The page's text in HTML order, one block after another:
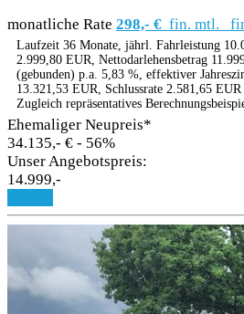
monatliche Rate 298,- € fin. mtl.
Laufzeit 36 Monate, jährl. Fahrleistung
2.999,80 EUR, Nettodarlehensbetrag
(gebunden) p.a. 5,83 %, effektiver
13.321,53 EUR, Schlussrate 2.581,65 EUR
Zugleich repräsentatives
Ehemaliger Neupreis*
34.135,- € - 56%
Unser Angebotspreis:
14.999,-